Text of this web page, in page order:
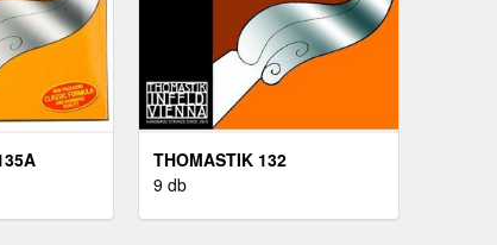
THOMASTIK 132
9 db